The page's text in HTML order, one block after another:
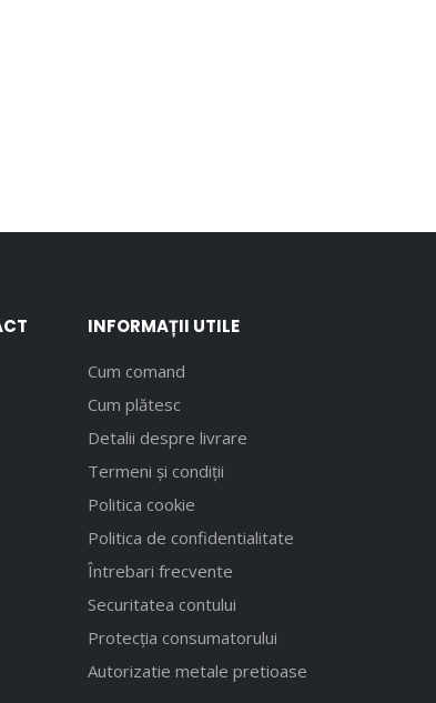
INFORMAȚII UTILE
Cum comand
Cum plătesc
Detalii despre livrare
Termeni și condiții
Politica cookie
Politica de confidentialitate
Întrebari frecvente
Securitatea contului
Protecția consumatorului
Autorizatie metale pretioase